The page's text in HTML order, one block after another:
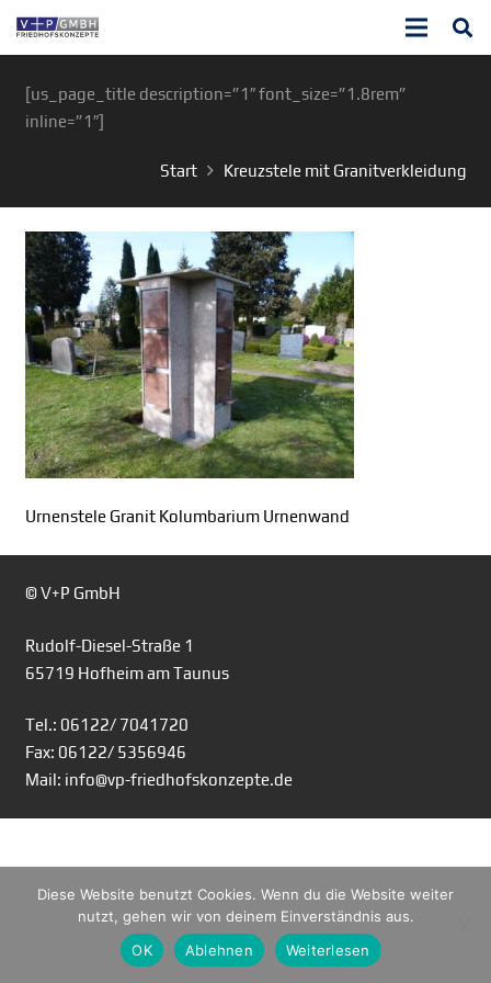
[us_page_title description=”1″ font_size=”1.8rem”
inline=”1″]
Start Kreuzstele mit Granitverkleidung
Urnenstele Granit Kolumbarium Urnenwand
© V+P GmbH
Rudolf-Diesel-Straße 1
65719 Hofheim am Taunus
Tel.: 06122/ 7041720
Fax: 06122/ 5356946
Mail: info@vp-friedhofskonzepte.de
Diese Website benutzt Cookies. Wenn du die Website weiter
nutzt, gehen wir von deinem Einverständnis aus.
OK
Ablehnen Weiterlesen